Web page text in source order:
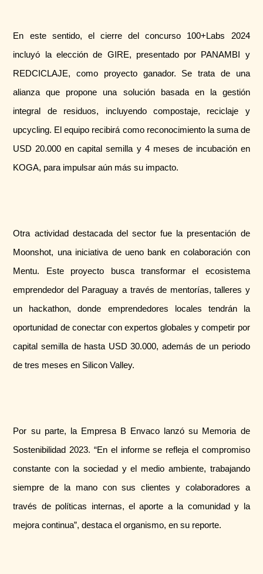
En este sentido, el cierre del concurso 100+Labs 2024
incluyó la elección de GIRE, presentado por PANAMBI y
REDCICLAJE, como proyecto ganador. Se trata de una
alianza que propone una solución basada en la gestión
integral de residuos, incluyendo compostaje, reciclaje y
upcycling. El equipo recibirá como reconocimiento la suma de
USD 20.000 en capital semilla y 4 meses de incubación en
KOGA, para impulsar aún más su impacto.
Otra actividad destacada del sector fue la presentación de
Moonshot, una iniciativa de ueno bank en colaboración con
Mentu. Este proyecto busca transformar el ecosistema
emprendedor del Paraguay a través de mentorías, talleres y
un hackathon, donde emprendedores locales tendrán la
oportunidad de conectar con expertos globales y competir por
capital semilla de hasta USD 30.000, además de un periodo
de tres meses en Silicon Valley.
Por su parte, la Empresa B Envaco lanzó su Memoria de
Sostenibilidad 2023. “En el informe se refleja el compromiso
constante con la sociedad y el medio ambiente, trabajando
siempre de la mano con sus clientes y colaboradores a
través de políticas internas, el aporte a la comunidad y la
mejora continua”, destaca el organismo, en su reporte.